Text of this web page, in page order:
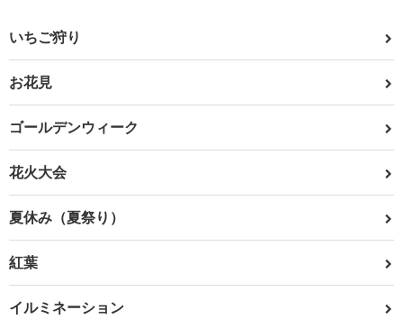
いちご狩り
お花見
ゴールデンウィーク
花火大会
夏休み（夏祭り）
紅葉
イルミネーション